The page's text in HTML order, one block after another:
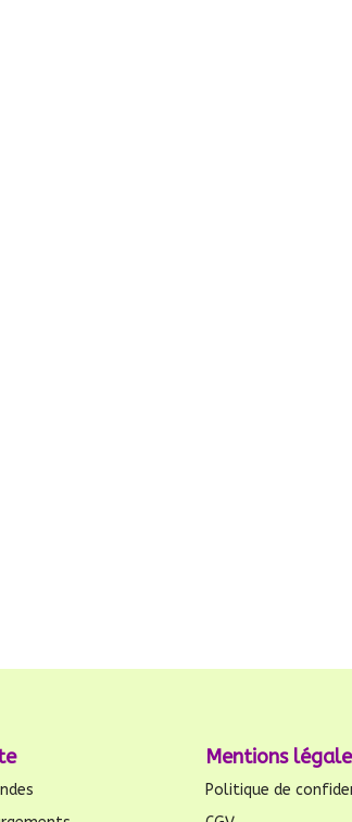
Mentions
Politique de